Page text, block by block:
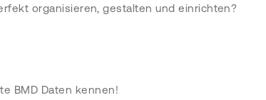
organisieren, gestalten und einrichten?
BMD Daten kennen!